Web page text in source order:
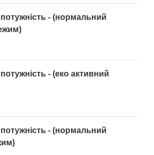
- (нормальний
- (еко активний
- (нормальний